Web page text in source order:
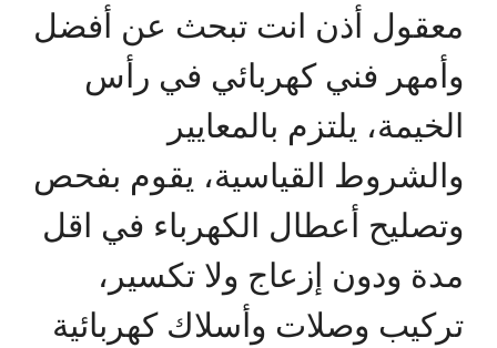
معقول أذن انت تبحث عن أفضل
وأمهر فني كهربائي في رأس
الخيمة، يلتزم بالمعايير
والشروط القياسية، يقوم بفحص
وتصليح أعطال الكهرباء في اقل
مدة ودون إزعاج ولا تكسير،
تركيب وصلات وأسلاك كهربائية